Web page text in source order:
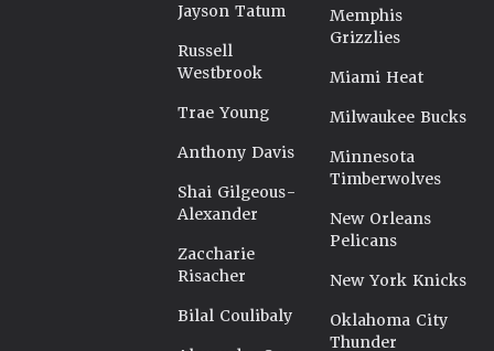
Jayson Tatum
Russell
Westbrook
Trae Young
Anthony Davis
Shai Gilgeous-
Alexander
Zaccharie
Risacher
Bilal Coulibaly
Memphis
Grizzlies
Miami Heat
Milwaukee Bucks
Minnesota
Timberwolves
New Orleans
Pelicans
New York Knicks
Oklahoma City
Thunder